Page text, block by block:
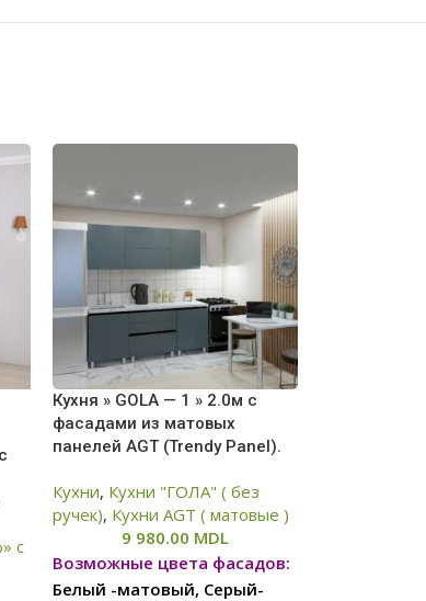
с
Кухня » GOLA — 1 » 2.0м с
фасадами из матовых
панелей AGT (Trendy Panel).
Кухни, Кухни "ГОЛА" ( без
ручек), Кухни AGT ( матовые )
9 980.00 MDL
Возможные цвета фасадов:
Белый -матовый, Серый-